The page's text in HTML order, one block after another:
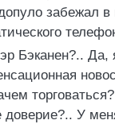
забежал в
Бэканен?..
доверие?.. У